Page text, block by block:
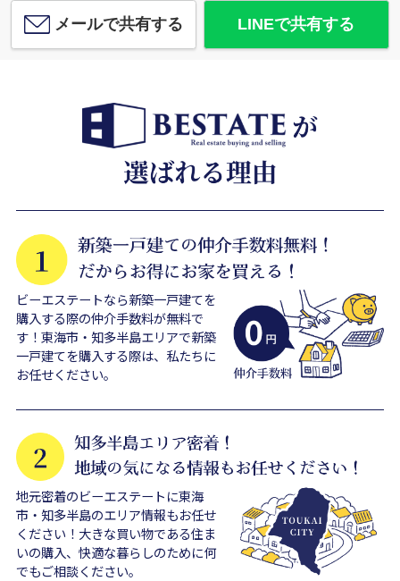
メールで共有する LINEで共有する
ビーエステートなら新築一戸建てを
購入する際の仲介手数料が無料で
す！東海市・知多半島エリアで新築
一戸建てを購入する際は、私たちに
お任せください。
地元密着のビーエステートに東海
市・知多半島のエリア情報もお任せ
ください！大きな買い物である住ま
いの購入、快適な暮らしのために何
でもご相談ください。